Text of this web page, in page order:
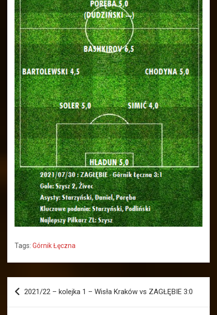
Tags: Górnik Łęczna
Nawigacja
wpisu
2021/22 – kolejka 1 – Wisła Kraków vs ZAGŁĘBIE 3:0